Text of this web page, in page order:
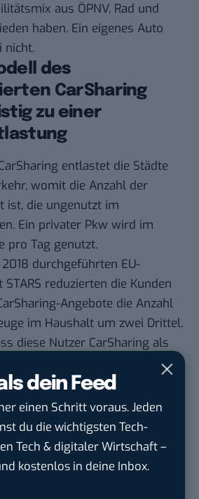
dein Feed
einen Schritt voraus. Jeden
du die wichtigsten Tech-
Tech & digitaler Wirtschaft –
kostenlos in deine Inbox.
aus ÖPNV, Rad und
haben. Ein eigenes Auto
nicht.
des
CarSharing
zu einer
entlastet die Städte
womit die Anzahl der
ist, die ungenutzt im
Ein privater Pkw wird im
pro Tag genutzt.
durchgeführten EU-
reduzierten die Kunden
Angebote die Anzahl
im Haushalt um zwei Drittel.
diese Nutzer CarSharing als
das eigene Auto verstehen.
welche Angebote cambio auch
CarSharing erfahren